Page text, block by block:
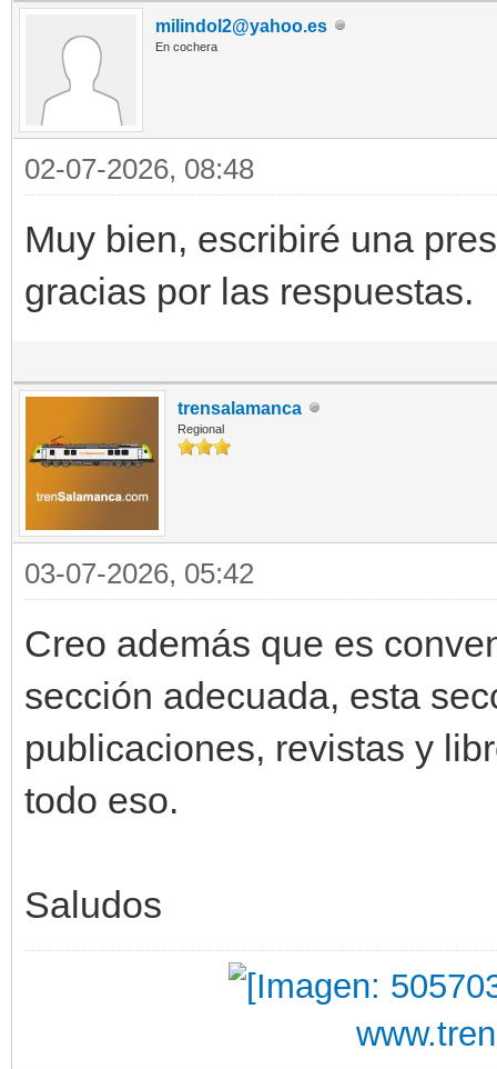
milindol2@yahoo.es
En cochera
02-07-2026, 08:48
Muy bien, escribiré una
gracias por las respuestas.
trensalamanca
Regional
03-07-2026, 05:42
Creo además que es
sección adecuada, esta
publicaciones, revistas y
todo eso.
Saludos